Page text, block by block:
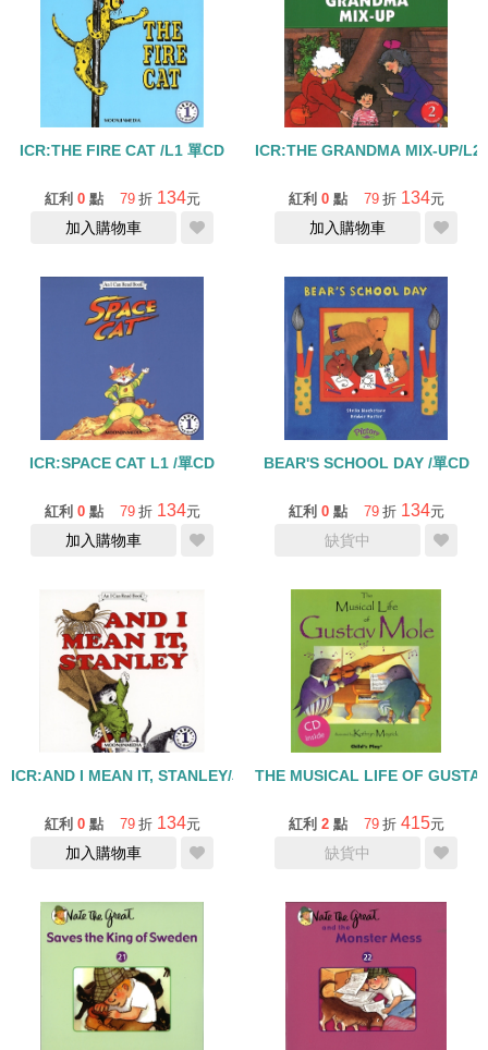
ICR:THE FIRE CAT /L1 單CD
紅利 0 點 79 折 134元
加入購物車
ICR:THE GRANDMA MIX-UP/L2
紅利 0 點 79 折 134元
加入購物車
ICR:SPACE CAT L1 /單CD
紅利 0 點 79 折 134元
加入購物車
BEAR'S SCHOOL DAY /單CD
紅利 0 點 79 折 134元
缺貨中
ICR:AND I MEAN IT, STANLEY/單CD
紅利 0 點 79 折 134元
加入購物車
THE MUSICAL LIFE OF
紅利 2 點 79 折 415元
缺貨中